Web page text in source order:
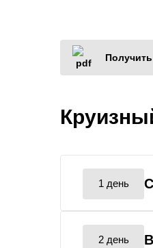
1 день
2 день